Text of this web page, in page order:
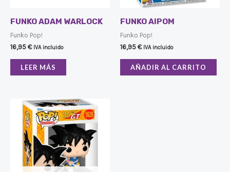
FUNKO ADAM WARLOCK
Funko Pop!
16,95€ IVA incluido
LEER MÁS
FUNKO AIPOM
Funko Pop!
16,95€ IVA incluido
AÑADIR AL CARRITO